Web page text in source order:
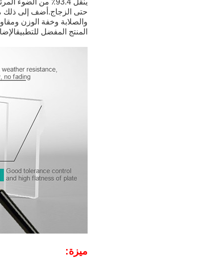
ينقل 93.4٪ من الضوء المرئي ولا يوجد أي منتج آخر يقدم ضوءًا أفضل
حتى الزجاج.أضف إلى ذلك
والصلابة وخفة الوزن
المنتج المفضل للتطبيق
ميزة: